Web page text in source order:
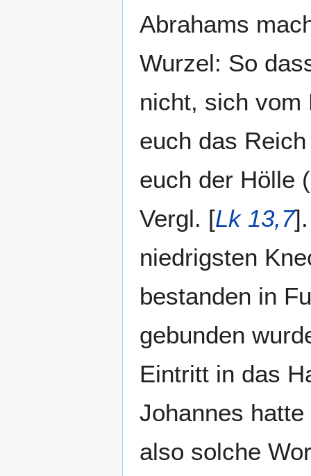
Abrahams
Wurzel: So
nicht, sich vom
euch das
euch der Hölle
Vergl. [Lk 13,7
niedrigsten
bestanden in
gebunden
Eintritt in das
Johannes
also solche